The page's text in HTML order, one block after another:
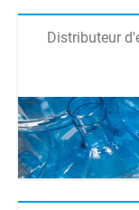
Distributeur